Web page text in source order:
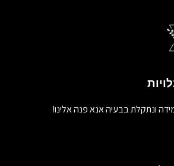
ונתקלת בבעיה אנא פנה אלינו!